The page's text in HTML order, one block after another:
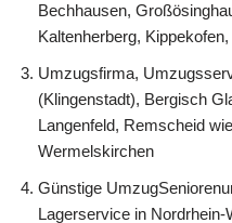
Bechhausen,
Kaltenherberg,
Umzugsfirma,
(Klingenstadt), Bergisch
Langenfeld, Remscheid
Wermelskirchen
Günstige
Lagerservice in Nordrhein-